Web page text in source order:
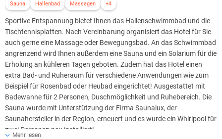
Sauna Hallenbad Massagen +4
Sportive Entspannung bietet Ihnen das Hallenschwimmbad und die
Tischtennisplatten. Nach Vereinbarung organisiert das Hotel für Sie
auch gerne eine Massage oder Bewegungsbad. An das Schwimmbad
angrenzend wird Ihnen außerdem eine Sauna und ein Solarium für die
Erholung an kühleren Tagen geboten. Zudem hat das Hotel einen
extra Bad- und Ruheraum für verschiedene Anwendungen wie zum
Beispiel für Rosenbad oder Heubad eingerichtet! Ausgestattet mit
Badewanne für 2 Personen, Duschmöglichkeit und Ruhebereich. Die
Sauna wurde mit Unterstützung der Firma Saunalux, der
Saunahersteller in der Region, erneuert und es wurde ein Whirlpool für
zwei Personen neu installiert!
Mehr lesen